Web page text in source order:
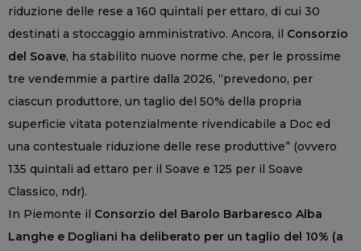
riduzione delle rese a 160 quintali per ettaro, di cui 30
destinati a stoccaggio amministrativo. Ancora, il Consorzio
del Soave, ha stabilito nuove norme che, per le prossime
tre vendemmie a partire dalla 2026, “prevedono, per
ciascun produttore, un taglio del 50% della propria
superficie vitata potenzialmente rivendicabile a Doc ed
una contestuale riduzione delle rese produttive” (ovvero
135 quintali ad ettaro per il Soave e 125 per il Soave
Classico, ndr).
In Piemonte il Consorzio del Barolo Barbaresco Alba
Langhe e Dogliani ha deliberato per un taglio del 10% (a